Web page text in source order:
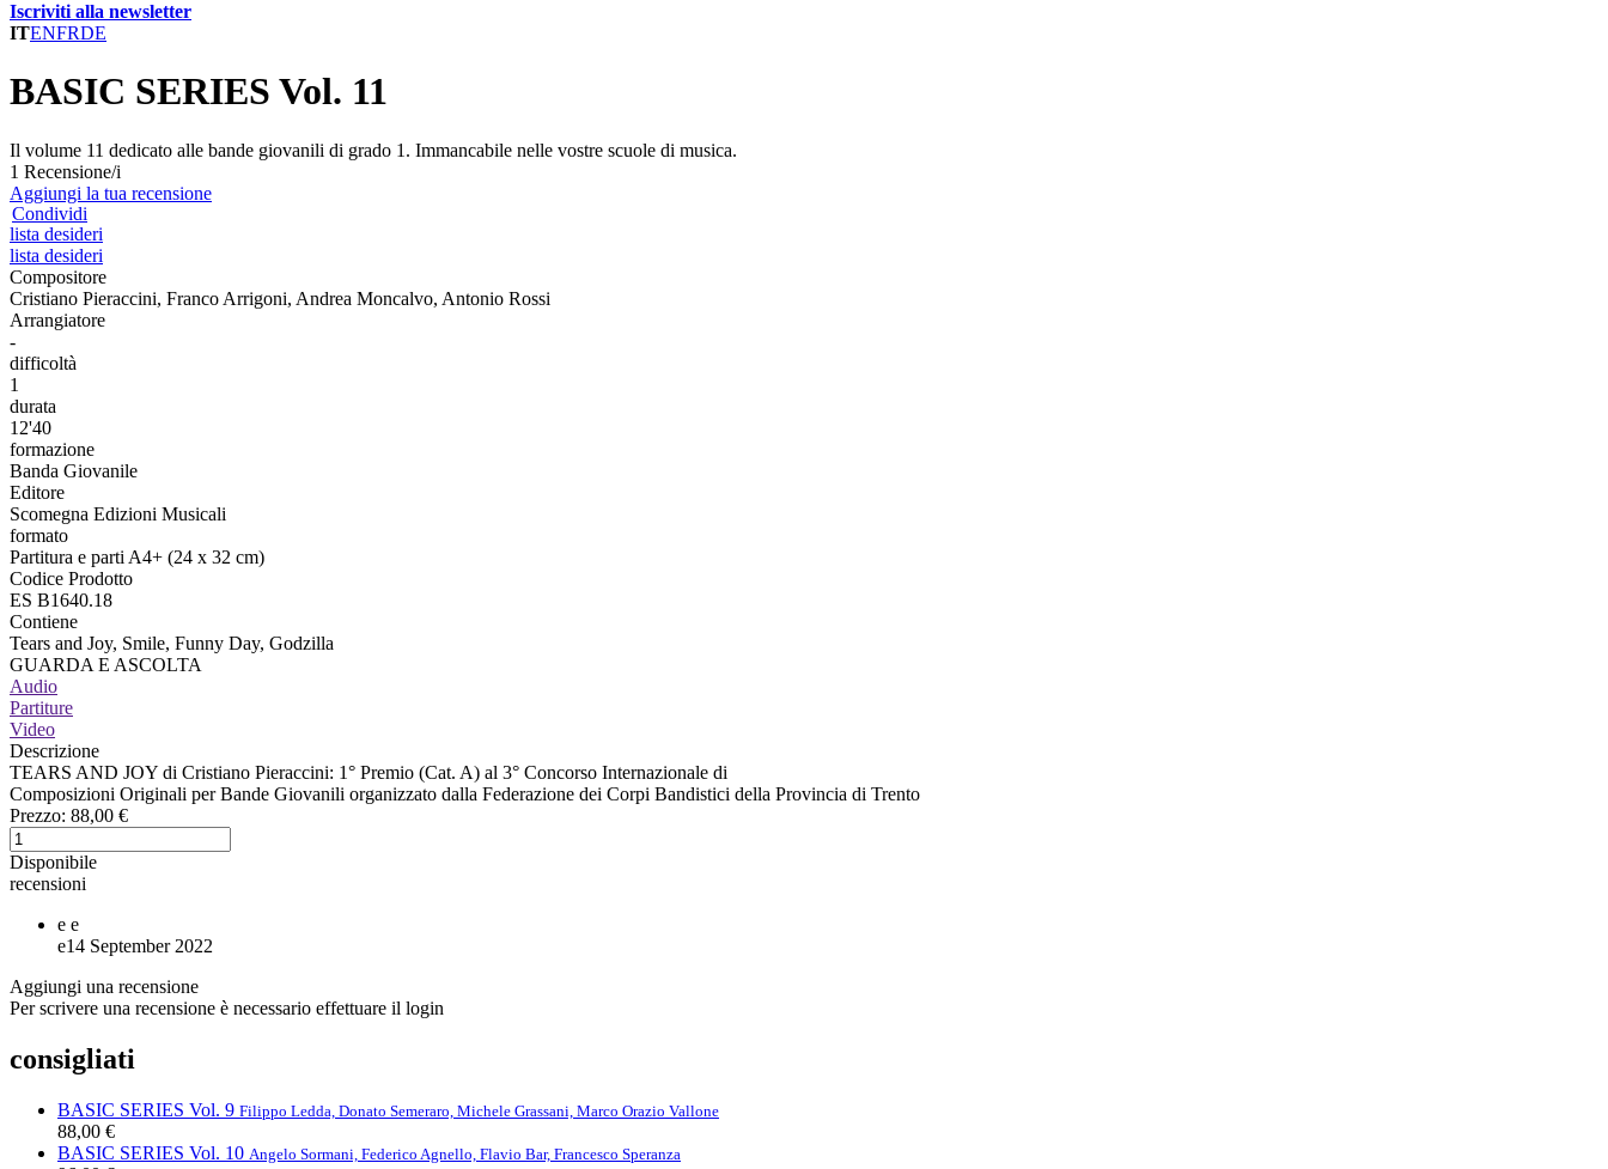
Iscriviti alla newsletter
ITENFRDE
BASIC SERIES Vol. 11
Il volume 11 dedicato alle bande giovanili di grado 1. Immancabile nelle vostre scuole di musica.
1 Recensione/i
Aggiungi la tua recensione
Condividi
lista desideri
lista desideri
Compositore
Cristiano Pieraccini, Franco Arrigoni, Andrea Moncalvo, Antonio Rossi
Arrangiatore
-
difficoltà
1
durata
12'40
formazione
Banda Giovanile
Editore
Scomegna Edizioni Musicali
formato
Partitura e parti A4+ (24 x 32 cm)
Codice Prodotto
ES B1640.18
Contiene
Tears and Joy, Smile, Funny Day, Godzilla
GUARDA E ASCOLTA
Audio
Partiture
Video
Descrizione
TEARS AND JOY di Cristiano Pieraccini: 1° Premio (Cat. A) al 3° Concorso Internazionale di
Composizioni Originali per Bande Giovanili organizzato dalla Federazione dei Corpi Bandistici della Provincia di Trento
Prezzo: 88,00 €
Disponibile
recensioni
e e
e14 September 2022
Aggiungi una recensione
Per scrivere una recensione è necessario effettuare il login
consigliati
BASIC SERIES Vol. 9 Filippo Ledda, Donato Semeraro, Michele Grassani, Marco Orazio Vallone
88,00 €
BASIC SERIES Vol. 10 Angelo Sormani, Federico Agnello, Flavio Bar, Francesco Speranza